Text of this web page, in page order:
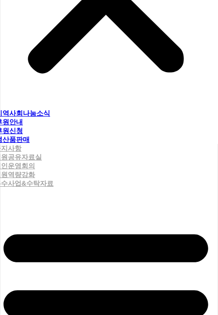
역사회나눔소식
원안내
원신청
산품판매
사항
공유자료실
운영회의
역량강화
사업&수탁자료